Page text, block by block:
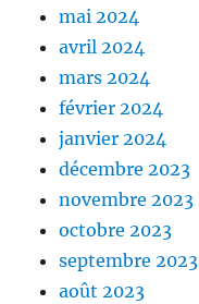
mai 2024
avril 2024
mars 2024
février 2024
janvier 2024
décembre 2023
novembre 2023
octobre 2023
septembre 2023
août 2023